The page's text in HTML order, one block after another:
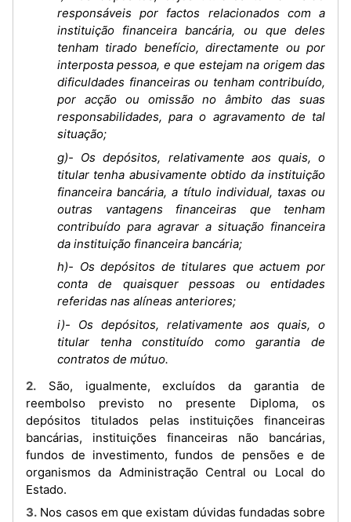
responsáveis por factos relacionados com a
instituição financeira bancária, ou que deles
tenham tirado benefício, directamente ou por
interposta pessoa, e que estejam na origem das
dificuldades financeiras ou tenham contribuído,
por acção ou omissão no âmbito das suas
responsabilidades, para o agravamento de tal
situação;
g)- Os depósitos, relativamente aos quais, o
titular tenha abusivamente obtido da instituição
financeira bancária, a título individual, taxas ou
outras vantagens financeiras que tenham
contribuído para agravar a situação financeira
da instituição financeira bancária;
h)- Os depósitos de titulares que actuem por
conta de quaisquer pessoas ou entidades
referidas nas alíneas anteriores;
i)- Os depósitos, relativamente aos quais, o
titular tenha constituído como garantia de
contratos de mútuo.
2. São, igualmente, excluídos da garantia de
reembolso previsto no presente Diploma, os
depósitos titulados pelas instituições financeiras
bancárias, instituições financeiras não bancárias,
fundos de investimento, fundos de pensões e de
organismos da Administração Central ou Local do
Estado.
3. Nos casos em que existam dúvidas fundadas sobre